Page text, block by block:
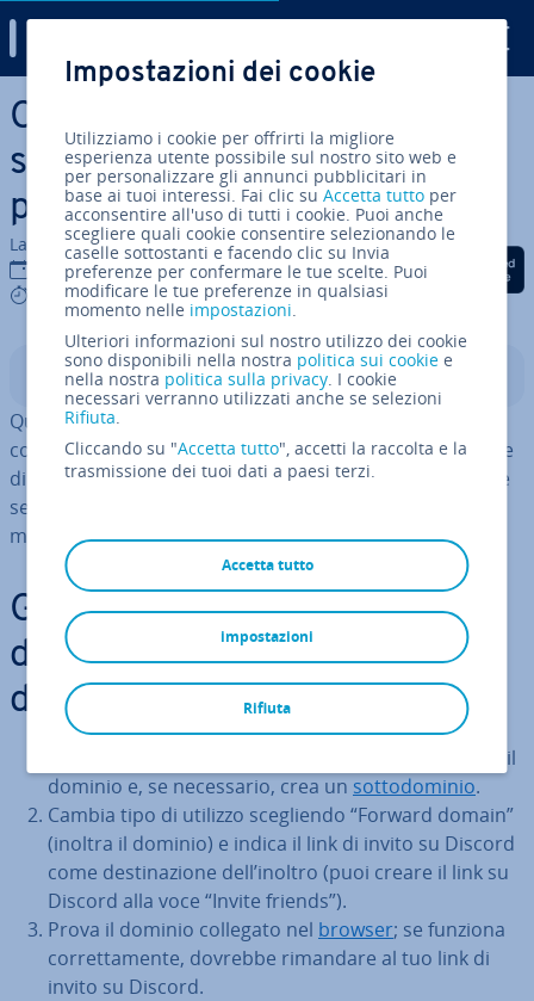
Vai al contenuto prin­ci­pa­le
Come creare un link di invito
su Discord con un dominio
per­so­na­liz­za­to
La redazione di IONOS
21 lug 2025
4 mins
Condividi via Facebook
Condividi via Twitter
Condividi via
Indice
Quando crei un link su Discord, il col­le­ga­men­to sarà
composto prin­ci­pal­men­te da una com­bi­na­zio­ne casuale
di caratteri. I link di invito saranno più facili da ricordare
se colleghi il tuo server Discord al tuo dominio. Ti
mostriamo come funziona.
Guida rapida: col­le­ga­men­to
del server Discord al tuo
dominio
Re­gi­stra­ti presso il provider del dominio, seleziona il
dominio e, se ne­ces­sa­rio, crea un sot­to­do­mi­nio.
Cambia tipo di utilizzo sce­glien­do “Forward domain”
(inoltra il dominio) e indica il link di invito su Discord
come de­sti­na­zio­ne dell’inoltro (puoi creare il link su
Discord alla voce “Invite friends”).
Prova il dominio collegato nel browser; se funziona
cor­ret­ta­men­te, dovrebbe rimandare al tuo link di
invito su Discord.
Impostazioni dei cookie
Utilizziamo i cookie per offrirti la migliore
esperienza utente possibile sul nostro sito web e
per personalizzare gli annunci pubblicitari in
base ai tuoi interessi. Fai clic suAccetta tutto per
acconsentire all'uso di tutti i cookie. Puoi anche
scegliere quali cookie consentire selezionando le
caselle sottostanti e facendo clic su Invia
preferenze per confermare le tue scelte. Puoi
modificare le tue preferenze in qualsiasi
momento nelle impostazioni.
Ulteriori informazioni sul nostro utilizzo dei cookie
sono disponibili nella nostra politica sui cookie e
nella nostra politica sulla privacy. I cookie
necessari verranno utilizzati anche se selezioni
Rifiuta.
Cliccando su "Accetta tutto", accetti la raccolta e la
trasmissione dei tuoi dati a paesi terzi.
Accetta tutto
Rifiuta
impostazioni